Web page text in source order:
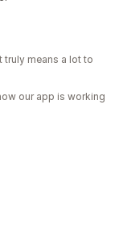
means a lot to
our app is working